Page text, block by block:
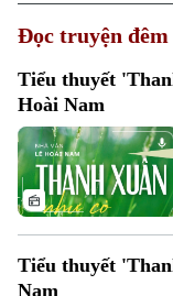
Công nghệ
Khoảnh khắc Hà Nội
Ẩm thực
Tin tức
Quân sự
Hồ sơ
Người Việt 4 phương
Kinh tế
Tin tức
Cafe sáng
Tài chính Ngân hàng
Nhà đất
Tin tức
Đầu tư
Căn hộ
Tàu và Xe
Tàu
Giáo dục
Tin tức
Đọc truyện đêm
Tiểu thuyết
Hoài Nam
Tiểu thuyết
Nam